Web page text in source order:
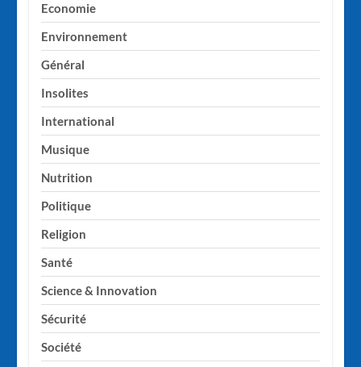
Economie
Environnement
Général
Insolites
International
Musique
Nutrition
Politique
Religion
Santé
Science & Innovation
Sécurité
Société